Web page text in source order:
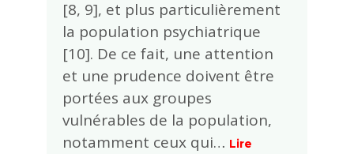
[8, 9], et plus particulièrement
la population psychiatrique
[10]. De ce fait, une attention
et une prudence doivent être
portées aux groupes
vulnérables de la population,
notamment ceux qui… Lire